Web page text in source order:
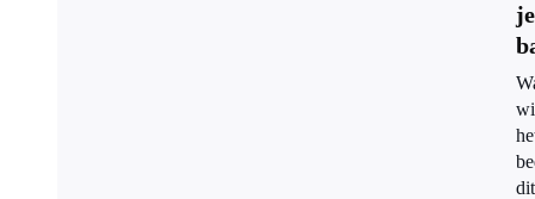
je
dit